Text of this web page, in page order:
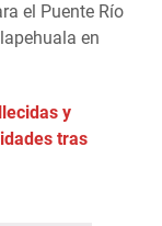
el Puente Río
en
y
tras